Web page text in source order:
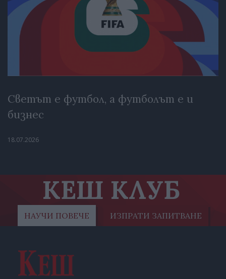
Светът е футбол, а футболът е и
бизнес
18.07.2026
КЕШ КЛУБ
НАУЧИ ПОВЕЧЕ ИЗПРАТИ ЗАПИТВАНЕ